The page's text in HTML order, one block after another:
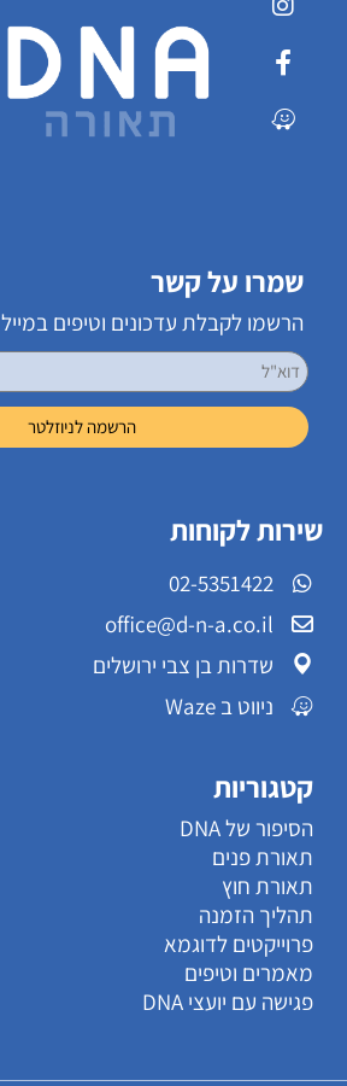
שמרו על קשר
הרשמו לקבלת עדכונים וטיפים במייל
שירות לקוחות
02-5351422
office@d-n-a.co.il
שדרות בן צבי ירושלים
ניווט ב Waze
קטגוריות
הסיפור של DNA
תאורת פנים
תאורת חוץ
תהליך הזמנה
פרוייקטים לדוגמא
מאמרים וטיפים
פגישה עם יועצי DNA